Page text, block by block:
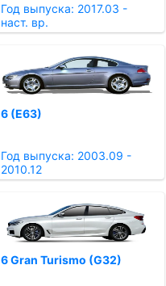
Год выпуска: 2017.03 -
наст. вр.
6 (E63)
Год выпуска: 2003.09 -
2010.12
6 Gran Turismo (G32)